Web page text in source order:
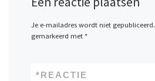
Je e-mailadres wordt niet gepubliceerd.
gemarkeerd met *
REACTIE
*